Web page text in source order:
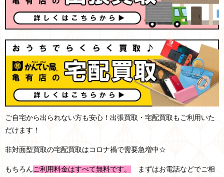
ご自宅から出られない方も安心！出張買取・宅配買取もご利用いた
だけます！
非対面型買取の宅配買取はコロナ禍で需要急増中☆
もちろん ご利用料金はすべて無料です。
まずはお電話などでご相